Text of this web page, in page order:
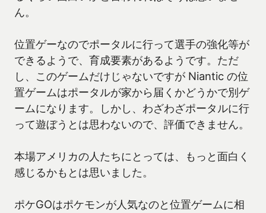
ん。
位置ゲーなのでポータルに行って選手の強化等が
できるようで、育成要素があるようです。ただ
し、このゲームだけじゃないですが Niantic の位
置ゲームはポータルが家から届くかどうかで別ゲ
ームになります。しかし、わざわざポータルに行
って遊ぼうとは思わないので、評価できません。
本場アメリカの人たちにとっては、もっと面白く
感じるかもとは思いました。
ポケGOはポケモンが人気なのと位置ゲームに相